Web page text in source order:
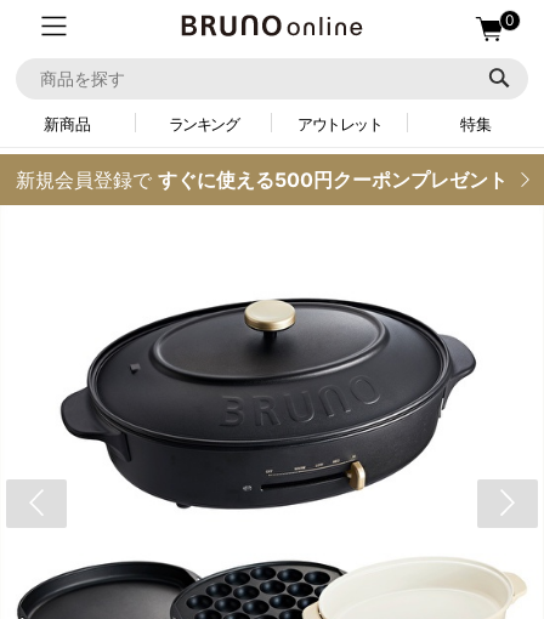
0
新商品 ランキング アウトレット 特集
新規会員登録で すぐに使える500円クーポンプレゼント